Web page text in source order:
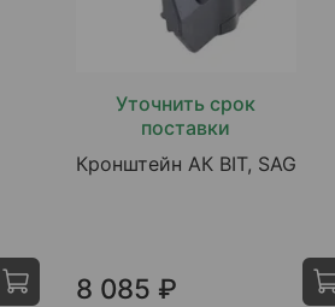
Кронштейн АК BIT, SAG
Уточнить срок
поставки
8 085 ₽